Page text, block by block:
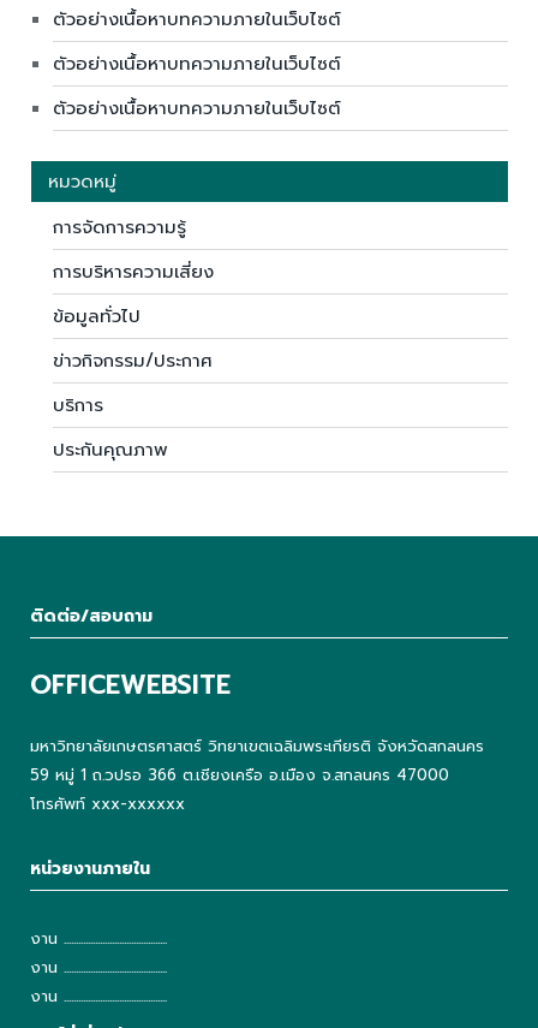
ตัวอย่างเนื้อหาบทความภายในเว็บไซต์
ตัวอย่างเนื้อหาบทความภายในเว็บไซต์
ตัวอย่างเนื้อหาบทความภายในเว็บไซต์
หมวดหมู่
การจัดการความรู้
การบริหารความเสี่ยง
ข้อมูลทั่วไป
ข่าวกิจกรรม/ประกาศ
บริการ
ประกันคุณภาพ
ติดต่อ/สอบถาม
OFFICEWEBSITE
มหาวิทยาลัยเกษตรศาสตร์ วิทยาเขตเฉลิมพระเกียรติ จังหวัดสกลนคร
59 หมู่ 1 ถ.วปรอ 366 ต.เชียงเครือ อ.เมือง จ.สกลนคร 47000
โทรศัพท์ xxx-xxxxxx
หน่วยงานภายใน
งาน ...........................................
งาน ...........................................
งาน ...........................................